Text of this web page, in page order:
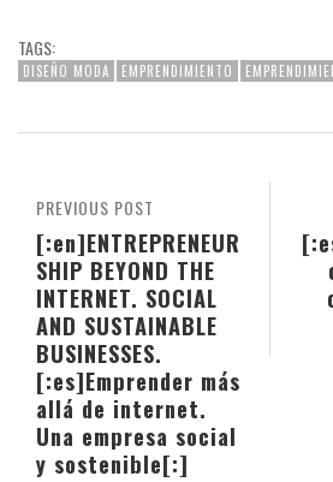
TAGS:
DISEÑO MODA EMPRENDIMIENTO
PREVIOUS POST
[:en]ENTREPRENEUR
SHIP BEYOND THE
INTERNET. SOCIAL
AND SUSTAINABLE
BUSINESSES.
[:es]Emprender más
allá de internet.
Una empresa social
y sostenible[:]